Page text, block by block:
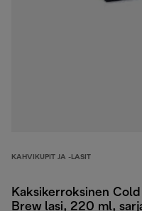
KAHVIKUPIT JA -LASIT
Kaksikerroksinen Cold
Brew lasi, 220 ml,